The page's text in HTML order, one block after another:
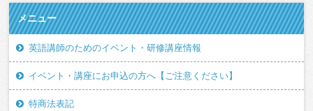
メニュー
英語講師のためのイベント・研修講座情報
イベント・講座にお申込の方へ【ご注意ください】
特商法表記